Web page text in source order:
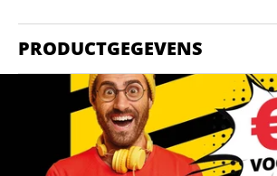
PRODUCTGEGEVENS